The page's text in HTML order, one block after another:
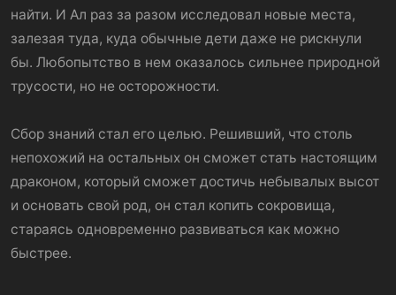
найти. И Ал раз за разом исследовал новые места,
залезая туда, куда обычные дети даже не рискнули
бы. Любопытство в нем оказалось сильнее природной
трусости, но не осторожности.
Сбор знаний стал его целью. Решивший, что столь
непохожий на остальных он сможет стать настоящим
драконом, который сможет достичь небывалых высот
и основать свой род, он стал копить сокровища,
стараясь одновременно развиваться как можно
быстрее.